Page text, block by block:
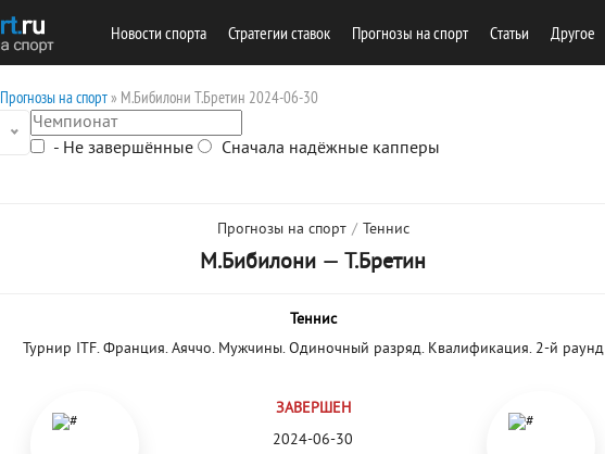
Новости спорта Стратегии ставок Прогнозы на спорт Cтатьи Другое
Прогнозы на спорт» М.Бибилони Т.Бретин 2024-06-30
- Не завершённые Сначала надёжные капперы
Прогнозы на спорт / Теннис
М.Бибилони — Т.Бретин
Теннис
Турнир ITF. Франция. Аяччо. Мужчины. Одиночный разряд. Квалификация. 2-й раунд
ЗАВЕРШЕН
2024-06-30